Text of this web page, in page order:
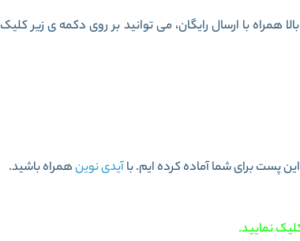
جلد2 خیلی سبز با تخفیف بالا همراه با ارسال رایگان، می توانید بر روی دکمه ی زیر کلیک
آیدی نوینهمراه باشید.
نمایید.